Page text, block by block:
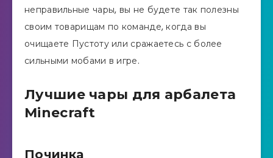
неправильные чары, вы не будете так полезны
своим товарищам по команде, когда вы
очищаете Пустоту или сражаетесь с более
сильными мобами в игре.
Лучшие чары для арбалета
Minecraft
Починка